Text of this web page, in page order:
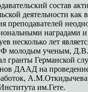
состав
деятельности как
преподавателей
наградами
несколько лет
молодым ученым,
гранты Германской
ДААД на
им.Гете.